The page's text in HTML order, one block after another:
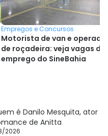
Empregos e Concursos
Motorista de van e
de roçadeira: veja vagas de
emprego do SineBahia
é Danilo Mesquita, ator
de Anitta
2026